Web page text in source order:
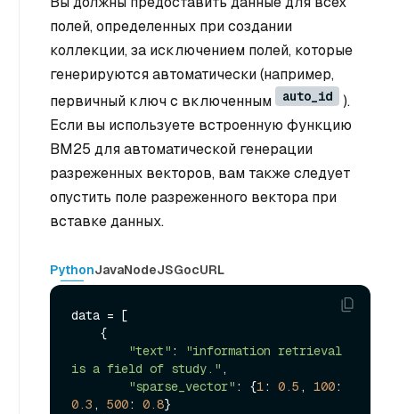
полей, определенных при создании
коллекции, за исключением полей, которые
генерируются автоматически (например,
первичный ключ с включенным
auto_id
).
Если вы используете встроенную функцию
BM25 для автоматической генерации
разреженных векторов, вам также следует
опустить поле разреженного вектора при
вставке данных.
PythonJavaNodeJSGocURL
data = [
"text" :
"information retrieval
is a field of study." ,
"sparse_vector" : {1: 0.5 , 100
0.3 , 500: 0.8}